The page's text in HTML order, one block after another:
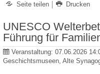
Seite teilen Drucken
UNESCO
Führung für
Veranstaltung: 07.06.2026
Geschichtsmuseen, Alte